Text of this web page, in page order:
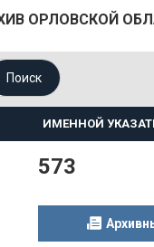
ОРЛОВСКОЙ
Поиск
ИМЕННОЙ
573